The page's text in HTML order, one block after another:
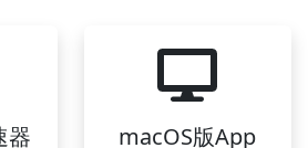
器
macOS版App